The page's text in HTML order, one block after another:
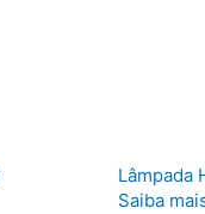
Lâmpada
Saiba